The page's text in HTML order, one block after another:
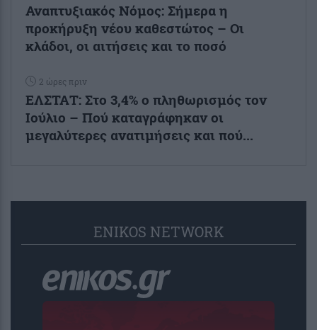
Αναπτυξιακός Νόμος: Σήμερα η
προκήρυξη νέου καθεστώτος – Οι
κλάδοι, οι αιτήσεις και το ποσό
2 ώρες πριν
ΕΛΣΤΑΤ: Στο 3,4% ο πληθωρισμός τον
Ιούλιο – Πού καταγράφηκαν οι
μεγαλύτερες ανατιμήσεις και πού...
ENIKOS NETWORK